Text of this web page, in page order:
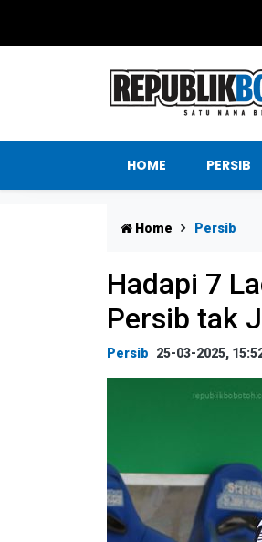
HOME PERSIB
Home Persib
Hadapi 7
Persib tak
Persib 25-03-2025,